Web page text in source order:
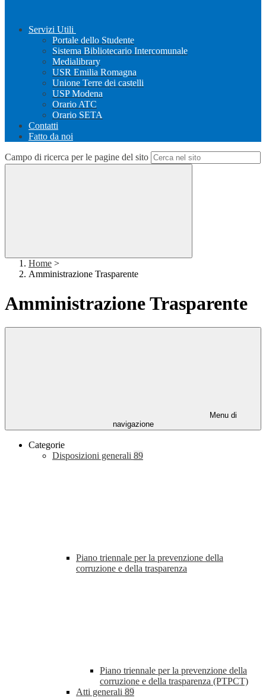
Servizi Utili
Portale dello Studente
Sistema Bibliotecario Intercomunale
Medialibrary
USR Emilia Romagna
Unione Terre dei castelli
USP Modena
Orario ATC
Orario SETA
Contatti
Fatto da noi
Campo di ricerca per le pagine del sito
Home >
Amministrazione Trasparente
Amministrazione Trasparente
Menu di
navigazione
Categorie
Disposizioni generali 89
Piano triennale per la prevenzione della
corruzione e della trasparenza
Piano triennale per la prevenzione della
corruzione e della trasparenza (PTPCT)
Atti generali 89